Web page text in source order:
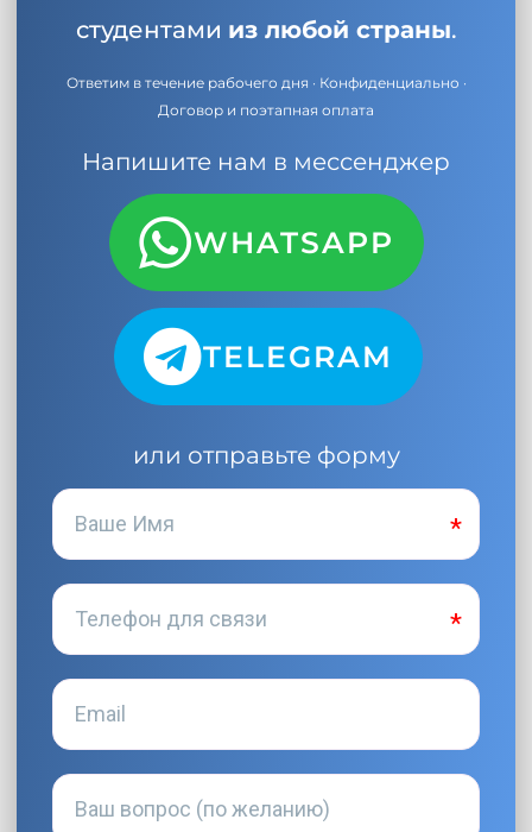
студентами из любой страны.
Ответим в течение рабочего дня · Конфиденциально ·
Договор и поэтапная оплата
Напишите нам в мессенджер
WHATSAPP
TELEGRAM
или отправьте форму